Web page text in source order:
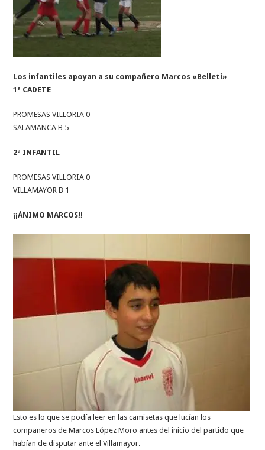
Los infantiles apoyan a su compañero Marcos «Belleti»
1ª CADETE
PROMESAS VILLORIA 0
SALAMANCA B 5
2ª INFANTIL
PROMESAS VILLORIA 0
VILLAMAYOR B 1
¡¡ÁNIMO MARCOS!!
Esto es lo que se podía leer en las camisetas que lucían los
compañeros de Marcos López Moro antes del inicio del partido que
habían de disputar ante el Villamayor.